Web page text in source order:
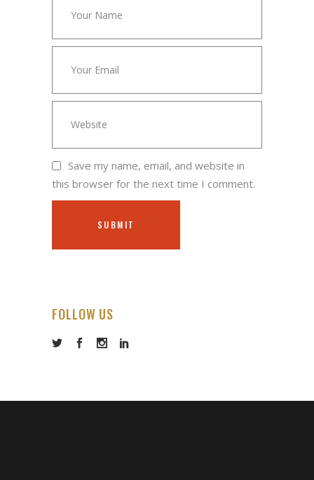
Save my name, email, and website in
this browser for the next time I comment.
SUBMIT
FOLLOW US